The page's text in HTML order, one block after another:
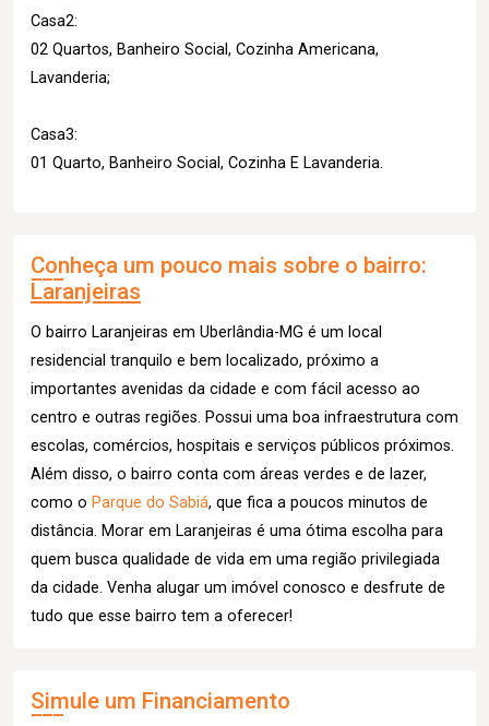
Casa2:
02 Quartos, Banheiro Social, Cozinha Americana,
Lavanderia;
Casa3:
01 Quarto, Banheiro Social, Cozinha E Lavanderia.
Conheça um pouco mais sobre o bairro:
Laranjeiras
O bairro Laranjeiras em Uberlândia-MG é um local
residencial tranquilo e bem localizado, próximo a
importantes avenidas da cidade e com fácil acesso ao
centro e outras regiões. Possui uma boa infraestrutura com
escolas, comércios, hospitais e serviços públicos próximos.
Além disso, o bairro conta com áreas verdes e de lazer,
como o Parque do Sabiá, que fica a poucos minutos de
distância. Morar em Laranjeiras é uma ótima escolha para
quem busca qualidade de vida em uma região privilegiada
da cidade. Venha alugar um imóvel conosco e desfrute de
tudo que esse bairro tem a oferecer!
Simule um Financiamento